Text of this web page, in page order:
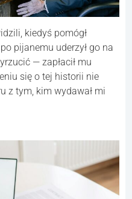
kiedyś pomógł
pijanemu uderzył go na
— zapłacił mu
się o tej historii nie
z tym, kim wydawał mi